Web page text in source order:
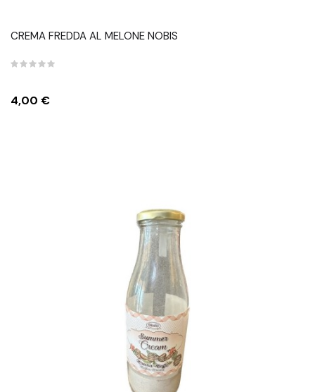
CREMA FREDDA AL MELONE NOBIS
Prezzo
4,00 €